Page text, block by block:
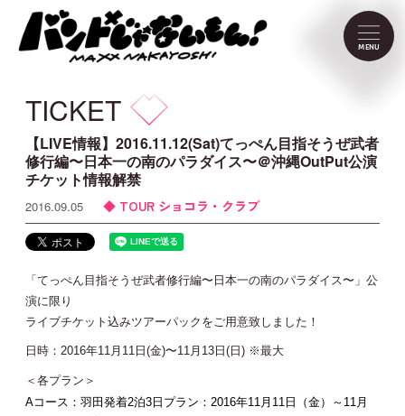
MENU
NEWS
SCHEDULE
PROFILE
VIDEO
DISCOGRAPHY
CONTACT
FC Menu
TICKET
【LIVE情報】2016.11.12(Sat)てっぺん目指そうぜ武者
修行編〜日本一の南のパラダイス〜＠沖縄OutPut公演
チケット情報解禁
2016.09.05 TOUR ショコラ・クラブ
「てっぺん目指そうぜ武者修行編〜日本一の南のパラダイス〜」公
演に限り
ライブチケット込みツアーパックをご用意致しました！
日時：2016年11月11日(金)〜11月13日(日) ※最大
＜各プラン＞
Aコース：羽田発着2泊3日プラン：2016年11月11日（金）～11月